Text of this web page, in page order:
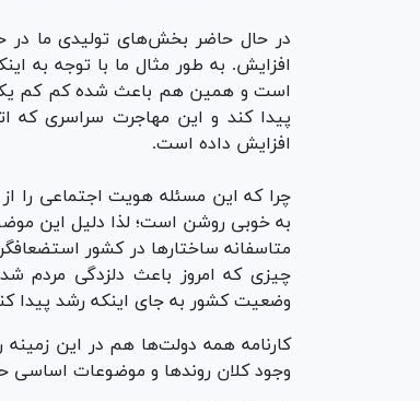
در حال حاضر بخش‌های تولیدی ما
افزایش. به طور مثال ما با توجه به
است و همین هم باعث شده کم کم یک
پیدا کند و این مهاجرت سراسری که
افزایش داده است.
چرا که این مسئله هویت اجتماعی را
به خوبی روشن است؛ لذا دلیل این
متاسفانه ساختار‌ها در کشور
چیزی که امروز باعث دلزدگی مردم
وضعیت کشور به جای اینکه رشد پیدا
کارنامه همه دولت‌ها هم در این
وجود کلان روند‌ها و موضوعات